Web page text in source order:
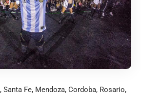
Fe, Mendoza, Cordoba, Rosario,